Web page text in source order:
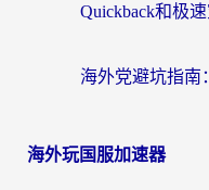
海外玩国服加速器